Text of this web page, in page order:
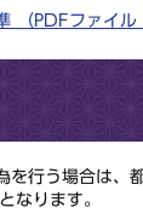
（PDFファイル
を行う場合は
なります。